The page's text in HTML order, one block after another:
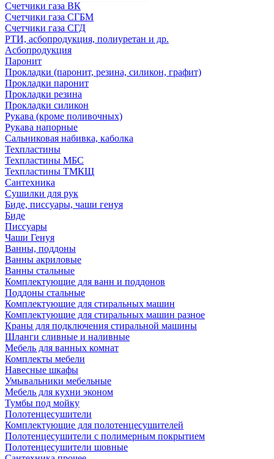
Счетчики газа ВК
Счетчики газа СГБМ
Счетчики газа СГД
РТИ, асбопродукция, полиуретан и др.
Асбопродукция
Паронит
Прокладки (паронит, резина, силикон, графит)
Прокладки паронит
Прокладки резина
Прокладки силикон
Рукава (кроме поливочных)
Рукава напорные
Сальниковая набивка, каболка
Техпластины
Техпластины МБС
Техпластины ТМКЩ
Сантехника
Сушилки для рук
Биде, писсуары, чаши генуя
Биде
Писсуары
Чаши Генуя
Ванны, поддоны
Ванны акриловые
Ванны стальные
Комплектующие для ванн и поддонов
Поддоны стальные
Комплектующие для стиральных машин
Комплектующие для стиральных машин разное
Краны для подключения стиральной машины
Шланги сливные и наливные
Мебель для ванных комнат
Комплекты мебели
Навесные шкафы
Умывальники мебельные
Мебель для кухни эконом
Тумбы под мойку
Полотенцесушители
Комплектующие для полотенцесушителей
Полотенцесушители с полимерным покрытием
Полотенцесушители шовные